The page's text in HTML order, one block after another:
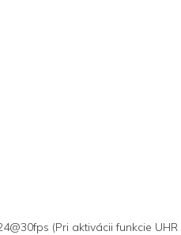
(Pri aktivácii funkcie